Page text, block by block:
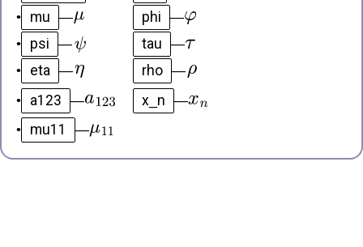
•
mu — phi
—
•
psi — tau
—
•
eta — rho
—
•
a123 — x_n
—
•
mu11 —